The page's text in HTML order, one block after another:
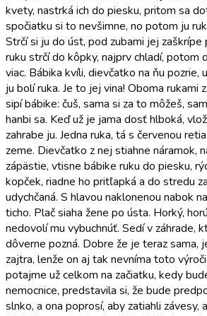
kvety, nastrká ich do piesku, pritom sa
spočiatku si to nevšimne, no potom ju
Strčí si ju do úst, pod zubami jej
ruku strčí do kôpky, najprv chladí, potom
viac. Bábika kvíli, dievčatko na ňu pozrie,
ju bolí ruka. Je to jej vina! Oboma rukami
sipí bábike: čuš, sama si za to môžeš,
hanbi sa. Keď už je jama dosť hlboká,
zahrabe ju. Jedna ruka, tá s červenou
zeme. Dievčatko z nej stiahne náramok,
zápästie, vtisne bábike ruku do piesku,
kopček, riadne ho pritľapká a do stredu
udychčaná. S hlavou naklonenou nabok
ticho. Plač siaha žene po ústa. Horký,
nedovolí mu vybuchnúť. Sedí v záhrade,
dôverne pozná. Dobre že je teraz sama,
zajtra, lenže on aj tak nevníma toto
potajme už celkom na začiatku, kedy
nemocnice, predstavila si, že bude
slnko, a ona poprosí, aby zatiahli